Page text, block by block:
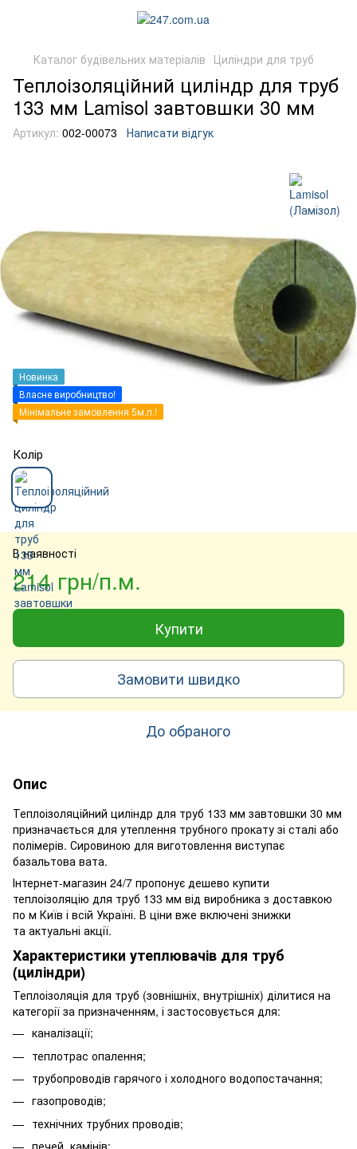
Каталог будівельних матеріалів Циліндри для труб
Теплоізоляційний циліндр для труб
133 мм Lamisol завтовшки 30 мм
Артикул: 002-00073 Написати відгук
Новинка
Власне виробництво!
Мінімальне замовлення 5м.п.!
Колір
В наявності
214 грн/п.м.
Купити
Замовити швидко
До обраного
Опис
Теплоізоляційний циліндр для труб 133 мм завтовшки 30 мм
призначається для утеплення трубного прокату зі сталі або
полімерів. Сировиною для виготовлення виступає
базальтова вата.
Інтернет-магазин 24/7 пропонує дешево купити
теплоізоляцію для труб 133 мм від виробника з доставкою
по м Київ і всій Україні. В ціни вже включені знижки
та актуальні акції.
Характеристики утеплювачів для труб
(циліндри)
Теплоізоляція для труб (зовнішніх, внутрішніх) ділитися на
категорії за призначенням, і застосовується для:
каналізації;
теплотрас опалення;
трубопроводів гарячого і холодного водопостачання;
газопроводів;
технічних трубних проводів;